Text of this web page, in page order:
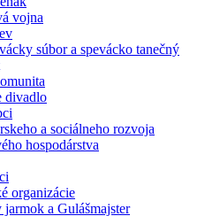
vojna
súbor a spevácko tanečný
divadlo
a sociálneho rozvoja
hospodárstva
organizácie
a Gulášmajster